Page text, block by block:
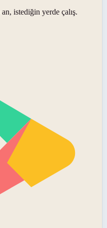
istediğin yerde çalış.